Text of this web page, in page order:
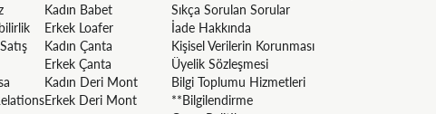
Kadın Babet
Erkek Loafer
Kadın Çanta
Erkek Çanta
Kadın Deri Mont
Erkek Deri Mont
Sıkça Sorulan Sorular
İade Hakkında
Kişisel Verilerin Korunması
Üyelik Sözleşmesi
Bilgi Toplumu Hizmetleri
**Bilgilendirme